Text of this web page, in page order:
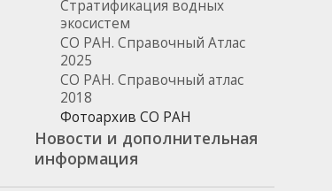
Стратификация водных
экосистем
СО РАН. Справочный Атлас
2025
СО РАН. Справочный атлас
2018
Фотоархив СО РАН
Новости и дополнительная
информация